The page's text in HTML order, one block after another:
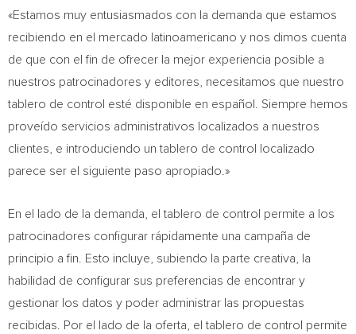
«Estamos muy entusiasmados con la demanda que estamos
recibiendo en el mercado latinoamericano y nos dimos cuenta
de que con el fin de ofrecer la mejor experiencia posible a
nuestros patrocinadores y editores, necesitamos que nuestro
tablero de control esté disponible en español. Siempre hemos
proveído servicios administrativos localizados a nuestros
clientes, e introduciendo un tablero de control localizado
parece ser el siguiente paso apropiado.»
En el lado de la demanda, el tablero de control permite a los
patrocinadores configurar rápidamente una campaña de
principio a fin. Esto incluye, subiendo la parte creativa, la
habilidad de configurar sus preferencias de encontrar y
gestionar los datos y poder administrar las propuestas
recibidas. Por el lado de la oferta, el tablero de control permite